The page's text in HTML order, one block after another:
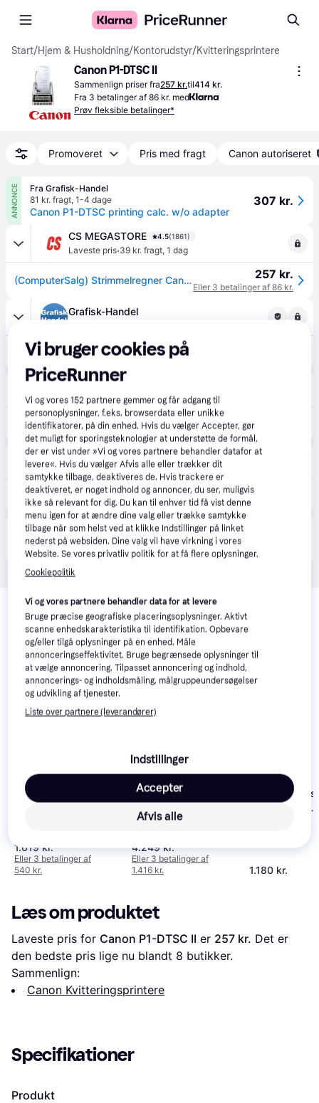
Start/Hjem & Husholdning/Kontorudstyr/Kvitteringsprintere
Canon P1-DTSC II
Sammenlign priser fra257 kr.til414 kr.
Fra 3 betalinger af 86 kr. med
Prøv fleksible betalinger*
Promoveret Pris med fragt Canon autoriseret
ANNONCE
Fra Grafisk-Handel
81 kr. fragt, 1-4 dage
Canon P1-DTSC printing calc. w/o adapter
307 kr.
CS MEGASTORE 4.5(1861)
Laveste pris·39 kr. fragt, 1 dag
(ComputerSalg) Strimmelregner Canon P1-DTSC - printing calculator (uden adapter) 257 kr.
Eller 3 betalinger af 86 kr.
Grafisk-Handel
Canon P1-DTSC printing calc. w/o adapter
Grafical 4.8
59 kr. fragt
Strimmelregner - Canon P1-DTSC - 12 cifre - Sølv - Uden AC adapter. 399 kr.
Huma
40 kr. fragt, 2-4 dage
Canon P1-DTSC printing calc. w/o adapter
Produktet fås også hos 2 butikker, som ikke er
betalende kunde i denne kategori.
Relaterede produkter
Se vores forslag til andre produkter, der matcher dine
interesser. Vis alle
1.619 kr.
Eller 3 betalinger af
540 kr.
Epson TM-L90
4.249 kr.
Eller 3 betalinger af
1.416 kr.
Star Micronics
1.180 kr.
Læs om produktet
Laveste pris for Canon P1-DTSC II er 257 kr. Det er
den bedste pris lige nu blandt 8 butikker.
Sammenlign:
Canon Kvitteringsprintere
Specifikationer
Produkt
Vi bruger cookies på
PriceRunner
Vi og vores152 partnere gemmer og får adgang til
personoplysninger, f.eks. browserdata eller unikke
identifikatorer, på din enhed. Hvis du vælger Accepter, gør
det muligt for sporingsteknologier at understøtte de formål,
der er vist under »Vi og vores partnere behandler datafor at
levere«. Hvis du vælger Afvis alle eller trækker dit
samtykke tilbage, deaktiveres de. Hvis trackere er
deaktiveret, er noget indhold og annoncer, du ser, muligvis
ikke så relevant for dig. Du kan til enhver tid få vist denne
menu igen for at ændre dine valg eller trække samtykke
tilbage når som helst ved at klikke Indstillinger på linket
nederst på websiden. Dine valg vil have virkning i vores
Website. Se vores privatliv politik for at få flere oplysninger.
Cookiepolitik
Vi og vores partnere behandler data for at levere
Bruge præcise geografiske placeringsoplysninger. Aktivt
scanne enhedskarakteristika til identifikation. Opbevare
og/eller tilgå oplysninger på en enhed. Måle
annonceringseffektivitet. Bruge begrænsede oplysninger til
at vælge annoncering. Tilpasset annoncering og indhold,
annoncerings- og indholdsmåling, målgruppeundersøgelser
og udvikling af tjenester.
Liste over partnere (leverandører)
Indstillinger
Afvis alle
Accepter